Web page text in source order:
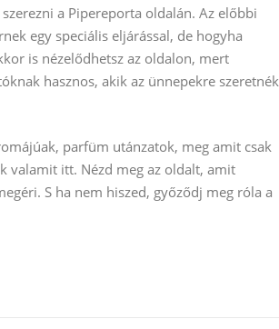
a Pipereporta oldalán. Az előbbi
egy speciális eljárással, de hogyha
is nézelődhetsz az oldalon, mert
hasznos, akik az ünnepekre szeretnék
parfüm utánzatok, meg amit csak
valamit itt. Nézd meg az oldalt, amit
S ha nem hiszed, győződj meg róla a